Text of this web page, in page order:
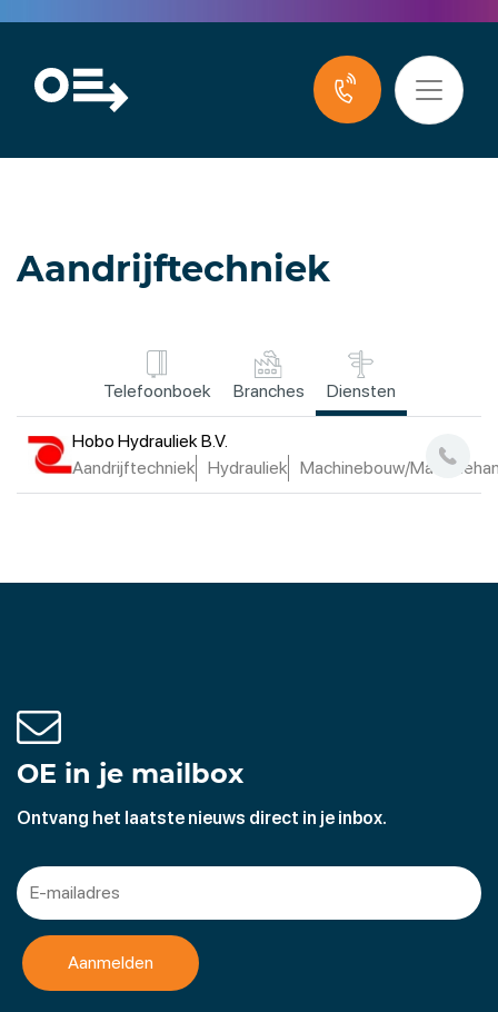
Aandrijftechniek
Telefoonboek Branches Diensten
Hobo Hydrauliek B.V.
Aandrijftechniek
Hydrauliek Machinebouw/
OE in je mailbox
Ontvang het laatste nieuws direct in je inbox.